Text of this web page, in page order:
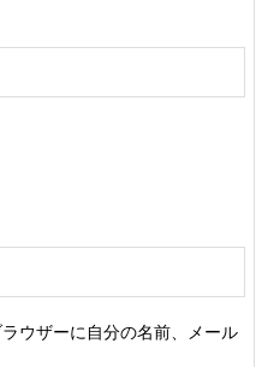
ウザーに自分の名前、メール